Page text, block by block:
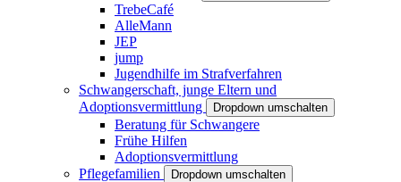
TrebeCafé
AlleMann
JEP
jump
Jugendhilfe im Strafverfahren
Schwangerschaft, junge Eltern und
Adoptionsvermittlung
Dropdown umschalten
Beratung für Schwangere
Frühe Hilfen
Adoptionsvermittlung
Pflegefamilien
Dropdown umschalten